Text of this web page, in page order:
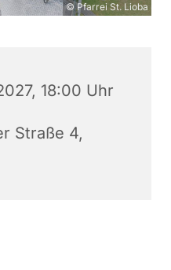
© Pfarrei St. Lioba
18:00 Uhr
Straße 4,